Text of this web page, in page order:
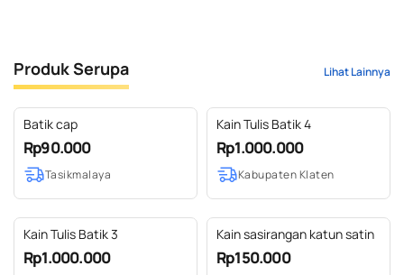
Produk Serupa Lihat Lainnya
Batik cap
Rp90.000
Tasikmalaya
Kain Tulis Batik 4
Rp1.000.000
Kabupaten Klaten
Kain Tulis Batik 3
Rp1.000.000
Kain sasirangan katun satin
Rp150.000